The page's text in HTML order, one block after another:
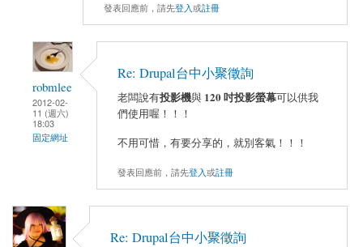
發表回應前，請先登入或註冊
robmlee
2012-02-
11 (週六)
18:03
固定網址
Re: Drupal台中小聚徵詢
老闆說有投影機與 120 吋投影螢幕可以供我
們使用喔！！！
不用可惜，有要分享的，就別客氣！！！
發表回應前，請先登入或註冊
Re: Drupal台中小聚徵詢